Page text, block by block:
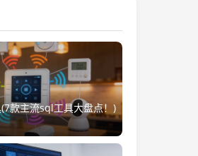
款主流sql工具大盘点！)